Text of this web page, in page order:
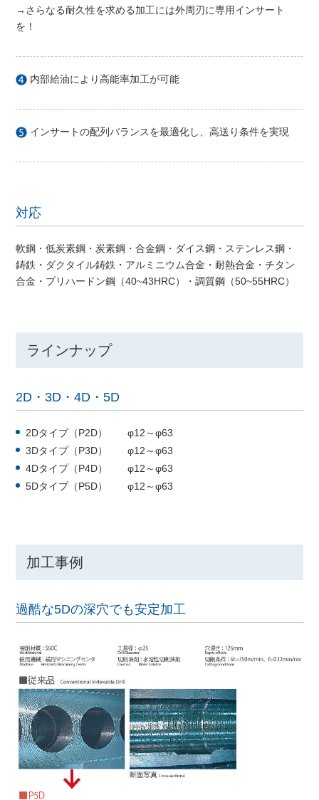
→さらなる耐久性を求める加工には外周刃に専用インサート
を！
内部給油により高能率加工が可能
インサートの配列バランスを最適化し、高送り条件を実現
対応
軟鋼・低炭素鋼・炭素鋼・合金鋼・ダイス鋼・ステンレス鋼・
鋳鉄・ダクタイル鋳鉄・アルミニウム合金・耐熱合金・チタン
合金・プリハードン鋼（40~43HRC）・調質鋼（50~55HRC）
ラインナップ
2D・3D・4D・5D
2Dタイプ（P2D） φ12～φ63
3Dタイプ（P3D） φ12～φ63
4Dタイプ（P4D） φ12～φ63
5Dタイプ（P5D） φ12～φ63
加工事例
過酷な5Dの深穴でも安定加工